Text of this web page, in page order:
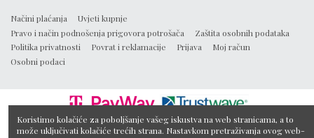
Načini plaćanja
Uvjeti kupnje
Pravo i način podnošenja prigovora potrošača
Zaštita osobnih podataka
Politika privatnosti
Povrat i reklamacije Prijava
Moj račun
Osobni podaci
Koristimo kolačiće za poboljšanje vašeg iskustva na web stranicama, a to
može uključivati kolačiće trećih strana. Nastavkom pretraživanja ovog web-